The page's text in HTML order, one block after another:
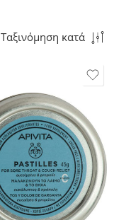
Ταξινόμηση κατά